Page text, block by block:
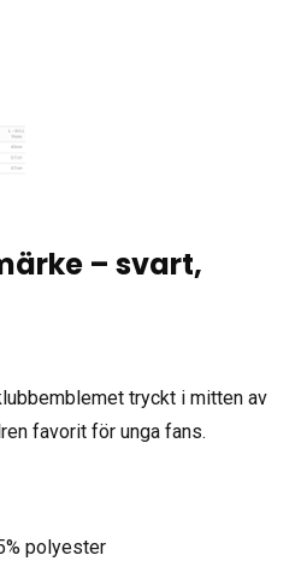
– svart,
tryckt i mitten av
favorit för unga fans.
polyester